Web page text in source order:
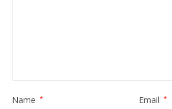
Name * Email *